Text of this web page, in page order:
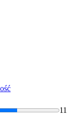
11